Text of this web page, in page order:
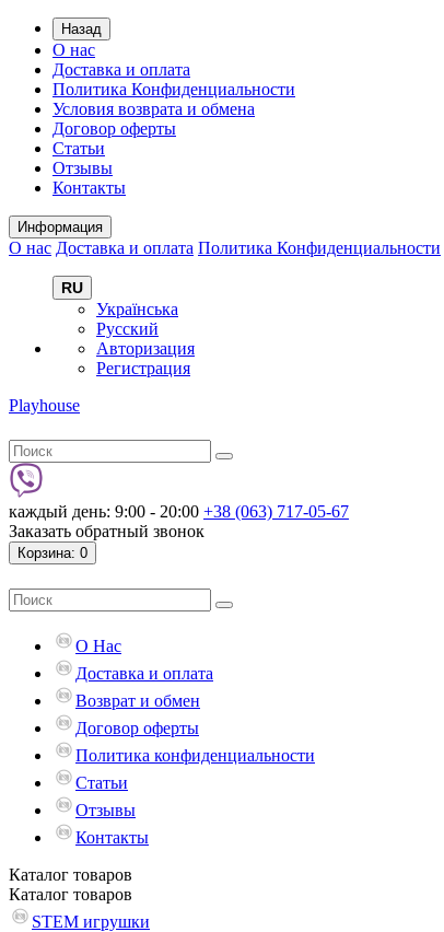
Назад
О нас
Доставка и оплата
Политика Конфиденциальности
Условия возврата и обмена
Договор оферты
Статьи
Отзывы
Контакты
Информация
О нас Доставка и оплата Политика Конфиденциальности
RU
Українська
Русский
Авторизация
Регистрация
Playhouse
каждый день: 9:00 - 20:00 +38 (063) 717-05-67
Заказать обратный звонок
Корзина: 0
О Нас
Доставка и оплата
Возврат и обмен
Договор оферты
Политика конфиденциальности
Статьи
Отзывы
Контакты
Каталог товаров
Каталог товаров
STEM игрушки